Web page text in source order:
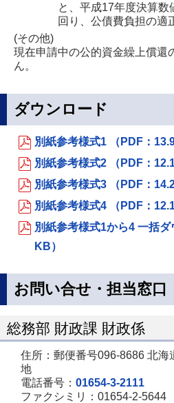
と、平成17年度決算
回り、公債費負担の適
(その他)
現在申請中の公的資金繰上償還
ん。
ダウンロード
別紙参考様式1 （PDF：
別紙参考様式2 （PDF：
別紙参考様式3 （PDF：
別紙参考様式4 （PDF：
別紙参考様式1から4 一括
KB）
お問い合せ・担当窓口
総務部 財政課 財政係
住所：郵便番号096-8686 北海
地
電話番号： 01654-3-2111
ファクシミリ：01654-2-5644